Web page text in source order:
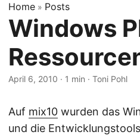
Home » Posts
Windows
April 6, 2010 · 1 min · Toni Pohl
Auf mix10 wurden das
und die